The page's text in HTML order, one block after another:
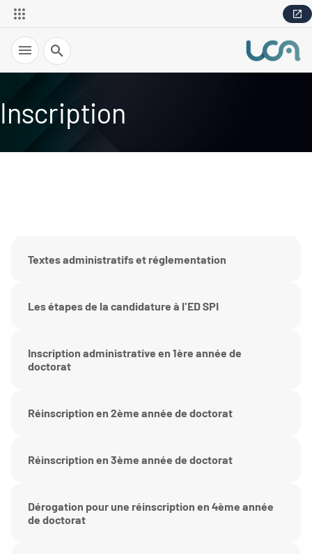
Recherche
Inscription
Textes administratifs et réglementation
Les étapes de la candidature à l'ED SPI
Inscription administrative en 1ère année de
doctorat
Réinscription en 2ème année de doctorat
Réinscription en 3ème année de doctorat
Dérogation pour une réinscription en 4ème année
de doctorat